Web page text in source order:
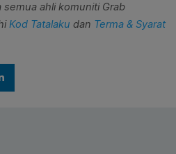
semua ahli komuniti Grab
Kod Tatalaku dan Terma & Syarat